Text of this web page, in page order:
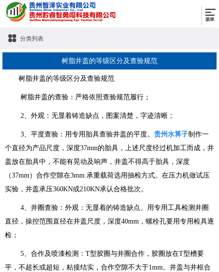
分类列表
树脂井盖的等级区分及查验规范
树脂井盖的等级区分及查验规范
树脂井盖的查验：严格依照查验规范履行；
2、外观：无显着铸造缺点，图案清楚，字迹清晰；
3、平度查验：用专用胎具查验井盖的平度。 贵州水箅子制作一
个直径为产品尺度，深度37mm的胎具，上述尺度经过机加工而成，井
盖放在胎具中，不能有晃动及响声，井盖不得高于胎具，深度
（37mm）合作空隙在3mm.承重载荷选用抽检方式。在压力机做试压
实验，井盖承压360KN或210KN承认合格批次。
4、井圈查验：外观：无显着的铸造缺点。用专用工具检测井圈
直径，操控范围直径在井盖尺度，深度40mm，螺栓孔要用专用检具逐
检；
5、合作及喷漆检测：T型胶圈与井圈合作，胶圈放在T型槽要
平，不超长或超短，粘接结实，合作空隙不大于1mm。井盖与井框合